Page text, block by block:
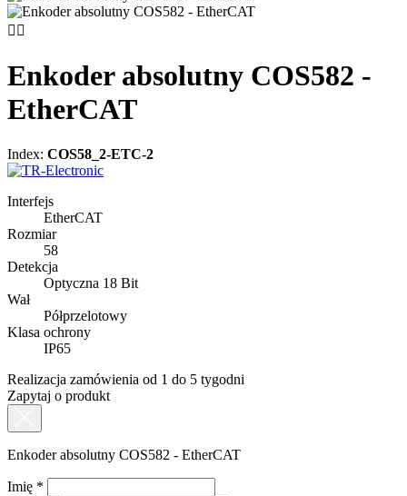
 
Enkoder absolutny COS582 -
EtherCAT
Index: COS58_2-ETC-2
Interfejs
EtherCAT
Rozmiar
58
Detekcja
Optyczna 18 Bit
Wał
Półprzelotowy
Klasa ochrony
IP65
Realizacja zamówienia od 1 do 5 tygodni
Zapytaj o produkt
Enkoder absolutny COS582 - EtherCAT
Imię *